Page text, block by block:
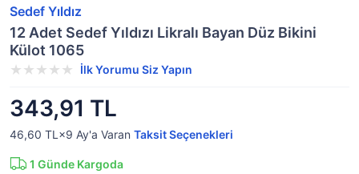
Sedef Yıldız
12 Adet Sedef Yıldızı Likralı Bayan Düz Bikini
Külot 1065
İlk Yorumu Siz Yapın
343,91 TL
46,60 TL×9 Ay'a Varan Taksit Seçenekleri
1 Günde Kargoda